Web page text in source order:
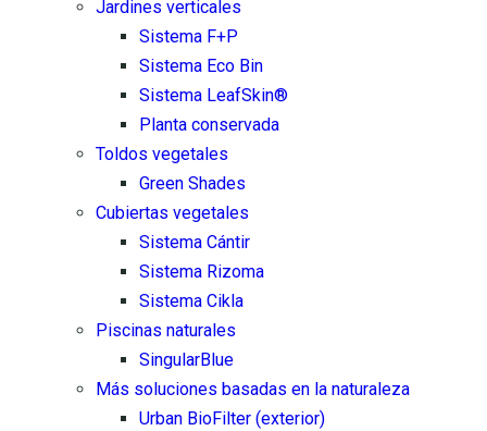
Jardines verticales
Sistema F+P
Sistema Eco Bin
Sistema LeafSkin®
Planta conservada
Toldos vegetales
Green Shades
Cubiertas vegetales
Sistema Cántir
Sistema Rizoma
Sistema Cikla
Piscinas naturales
SingularBlue
Más soluciones basadas en la naturaleza
Urban BioFilter (exterior)